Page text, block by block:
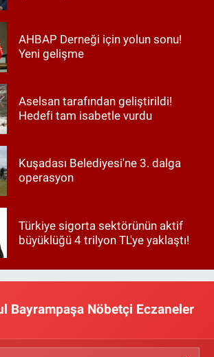
AHBAP Derneği için yolun sonu!
Yeni gelişme
Aselsan tarafından geliştirildi!
Hedefi tam isabetle vurdu
Kuşadası Belediyesi'ne 3. dalga
operasyon
Türkiye sigorta sektörünün aktif
büyüklüğü 4 trilyon TL'ye yaklaştı!
Bayrampaşa Nöbetçi Eczaneler